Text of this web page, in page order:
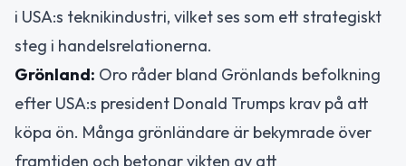
i USA:s teknikindustri, vilket ses som ett strategiskt
steg i handelsrelationerna.
Grönland: Oro råder bland Grönlands befolkning
efter USA:s president Donald Trumps krav på att
köpa ön. Många grönländare är bekymrade över
framtiden och betonar vikten av att